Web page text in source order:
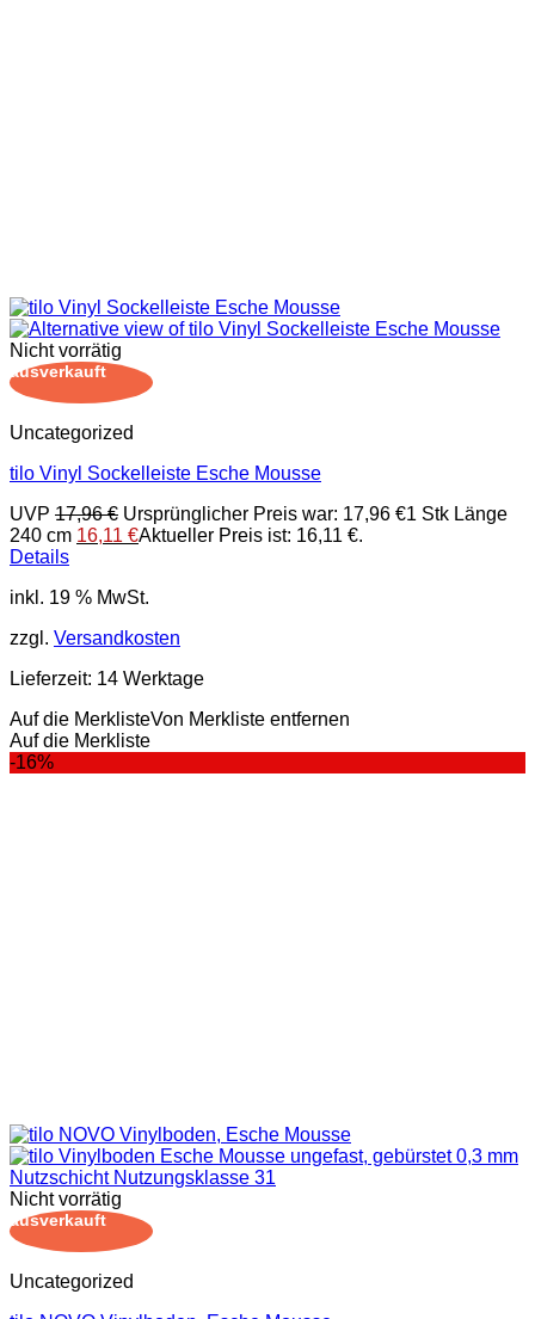
Nicht vorrätig
ausverkauft
Uncategorized
tilo Vinyl Sockelleiste Esche Mousse
UVP 17,96€ Ursprünglicher Preis war: 17,96 €1 Stk Länge
240 cm 16,11 €Aktueller Preis ist: 16,11 €.
Details
inkl. 19 % MwSt.
zzgl. Versandkosten
Lieferzeit: 14 Werktage
Auf die MerklisteVon Merkliste entfernen
Auf die Merkliste
-16%
Nicht vorrätig
ausverkauft
Uncategorized